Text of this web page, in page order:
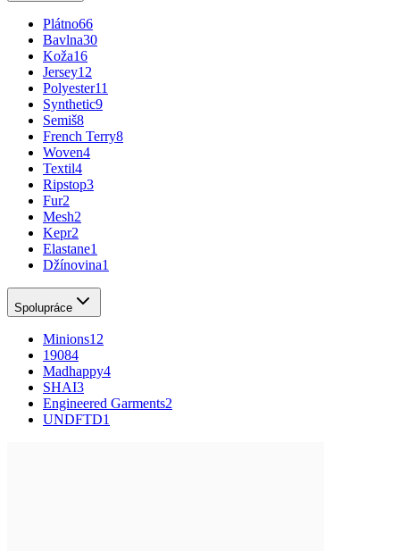
Plátno66
Bavlna30
Koža16
Jersey12
Polyester11
Synthetic9
Semiš8
French Terry8
Woven4
Textil4
Ripstop3
Fur2
Mesh2
Kepr2
Elastane1
Džínovina1
Spolupráce
Minions12
19084
Madhappy4
SHAI3
Engineered Garments2
UNDFTD1